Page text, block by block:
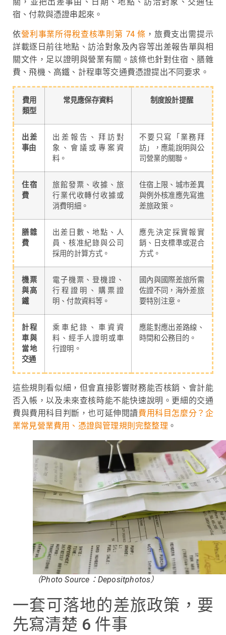
宿、付款與憑證串起來。
依營利事業所得稅查核準則第 74 條 ，旅費支出需提示
詳載逐日前往地點、訪洽對象及內容等出差報告單與相
關文件，足以證明與營業有關。該條也針對住宿、膳雜
費、飛機、高鐵、計程車等交通費憑證提出不同要求。
費用
類型
常見應保存資料 制度設計提醒
出差
事由
出差報告、拜訪對
象、會議或專案資
料。
不要只寫「業務拜
訪」，應能說明與公
司營業的關聯。
住宿
費
旅館發票、收據、旅
行業代收轉付收據或
消費明細。
住宿上限、城市差異
與例外核准應先寫進
差旅政策。
膳雜
費
出差日數、地點、人
員、核准紀錄與公司
採用的計算方式。
應先決定採實報實
銷、日支標準或混合
方式。
機票
與高
鐵
電子機票、登機證、
行程證明、購票證
明、付款資料等。
國內與國際差旅所需
佐證不同，海外差旅
要特別注意。
計程
車與
當地
交通
乘車紀錄、車資資
料、經手人證明或車
行證明。
應能對應出差路線、
時間和公務目的。
這些規則看似細，但會直接影響財務能否核銷、會計能
否入帳，以及未來查核時能不能快速說明。更細的交通
費與費用科目判斷，也可延伸閱讀費用科目怎麼分？企
業常見營業費用、憑證與管理規則完整整理 。
（Photo Source：Depositphotos）
一套可落地的差旅政策，要
先寫清楚 6 件事